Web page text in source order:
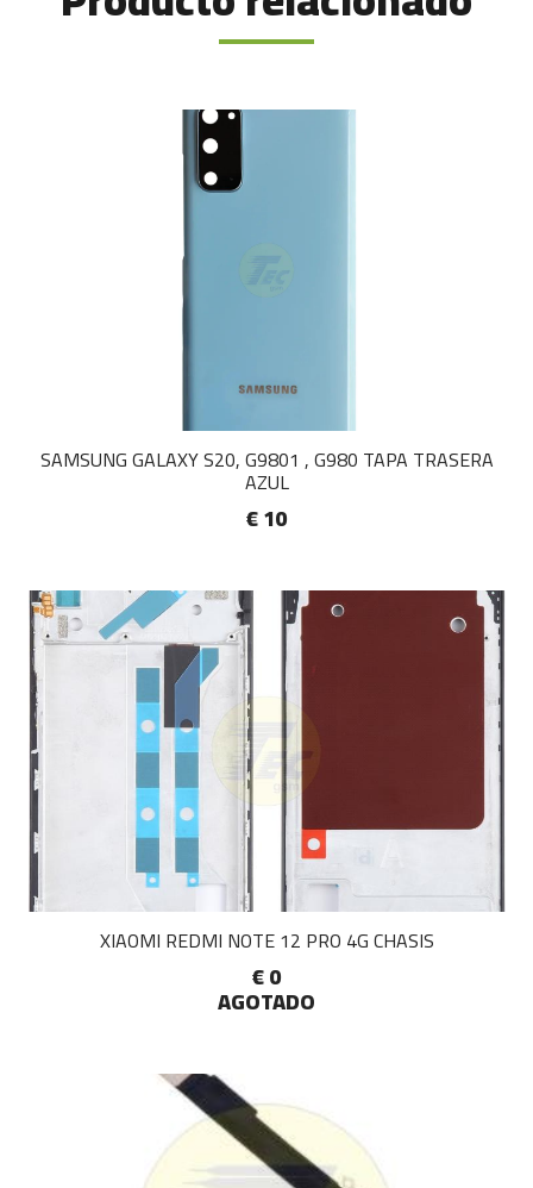
SAMSUNG GALAXY S20, G9801 , G980 TAPA TRASERA
AZUL
€ 10
XIAOMI REDMI NOTE 12 PRO 4G CHASIS
€ 0
AGOTADO